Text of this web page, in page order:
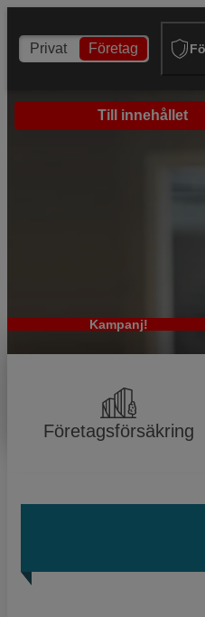
Till innehållet
Privat Företag
Kampanj!
Företagsförsäkring